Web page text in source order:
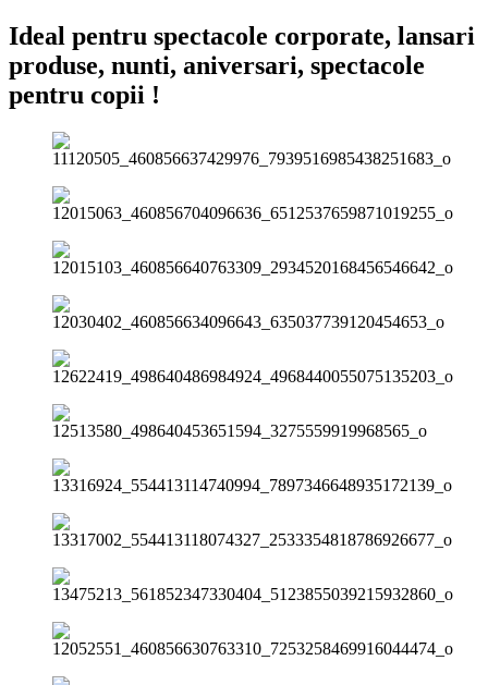
Ideal pentru spectacole corporate, lansari
produse, nunti, aniversari, spectacole
pentru copii !